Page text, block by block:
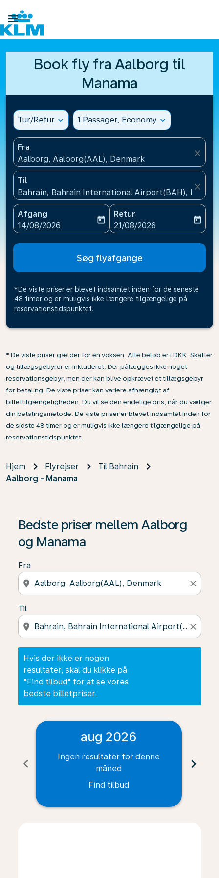

Book fly fra Aalborg til
Manama
Tur/Retur expand_more 1 Passager, Economy expand_more
Fra
Aalborg, Aalborg(AAL), Denmark
close
Til
Bahrain, Bahrain International Airport(BAH), Bahrain
close
Afgang
fc-booking-departure-date-aria-label
14/08/2026
today
Retur
fc-booking-return-date-
21/08/2026
today
Søg flyafgange
*De viste priser er blevet indsamlet inden for de seneste
48 timer og er muligvis ikke længere tilgængelige på
reservationstidspunktet.
* De viste priser gælder for én voksen. Alle beløb er i DKK. Skatter
og tillægsgebyrer er inkluderet. Der pålægges ikke noget
reservationsgebyr, men der kan blive opkrævet et tillægsgebyr
for betaling. De viste priser kan variere afhængigt af
billettilgængeligheden. Du vil se den endelige pris, når du vælger
din betalingsmetode. De viste priser er blevet indsamlet inden for
de sidste 48 timer og er muligvis ikke længere tilgængelige på
reservationstidspunktet.
Hjem Flyrejser
Til Bahrain
Aalborg - Manama
Bedste priser mellem Aalborg
og Manama
Fra
location_on close
Til
location_on close
Hvis der ikke er nogen
resultater, skal du klikke på
"Find tilbud" for at se vores
bedste billetpriser.
Hvis der ikke er nogen resultater, skal du klikke på
chevron_left
aug 2026
Ingen resultater for denne
måned
Find tilbud
chevron_right